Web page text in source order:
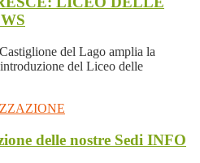
del Lago amplia la
del Liceo delle
delle nostre Sedi INFO